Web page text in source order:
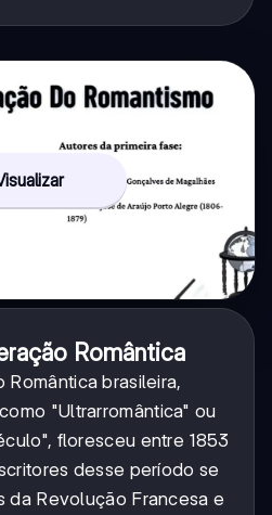
Romântica
Romântica brasileira,
"Ultrarromântica" ou
floresceu entre 1853
desse período se
da Revolução Francesa e